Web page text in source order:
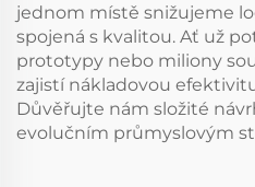
jednom místě snižujeme
spojená s kvalitou. Ať už
prototypy nebo miliony
zajistí nákladovou
Důvěřujte nám složité
evolučním průmyslovým